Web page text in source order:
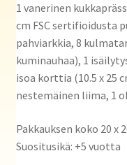
1 vanerinen
cm FSC sertifioidusta
pahviarkkia, 8
kuminauhaa), 1
isoa korttia (10.5 x 25
nestemäinen liima, 1
Pakkauksen koko 20 x
Suositusikä: +5 vuotta